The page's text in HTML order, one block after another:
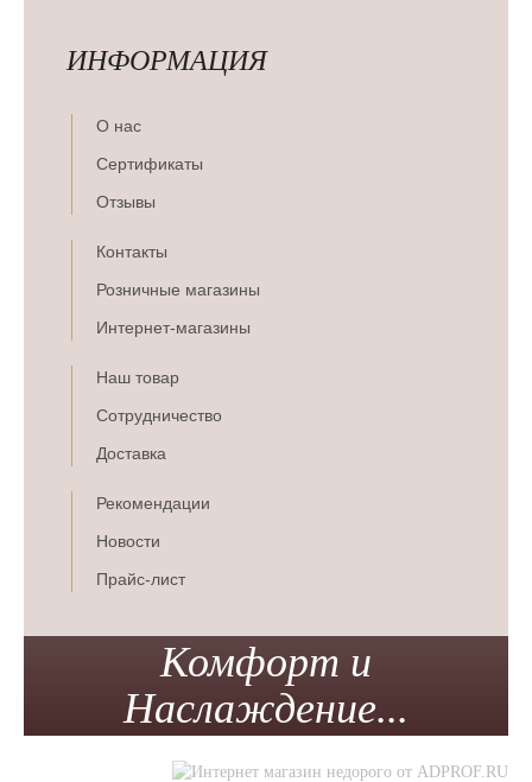
ИНФОРМАЦИЯ
О нас
Сертификаты
Отзывы
Контакты
Розничные магазины
Интернет-магазины
Наш товар
Сотрудничество
Доставка
Рекомендации
Новости
Прайс-лист
Комфорт и
Наслаждение...